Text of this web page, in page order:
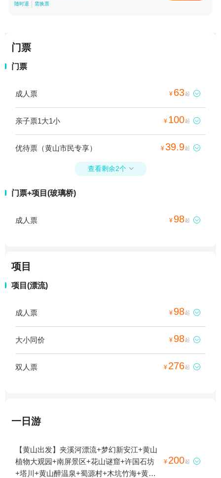
随时退 需换票
门票
门票
成人票 ¥ 63起 
亲子票1大1小 ¥ 100起 
优待票（黄山市民专享） ¥39.9起 
查看剩余2个 
门票+项目(玻璃桥)
成人票 ¥ 98起 
项目
项目(漂流)
成人票 ¥ 98起 
大小同价 ¥ 98起 
双人票 ¥ 276起 
一日游
【黄山出发】夹溪河漂流+梦幻新安江+黄山
植物大观园+南屏景区+花山谜窟+许国石坊
+塔川+黄山醉温泉+蜀源村+木坑竹海+黄山
¥ 200起 